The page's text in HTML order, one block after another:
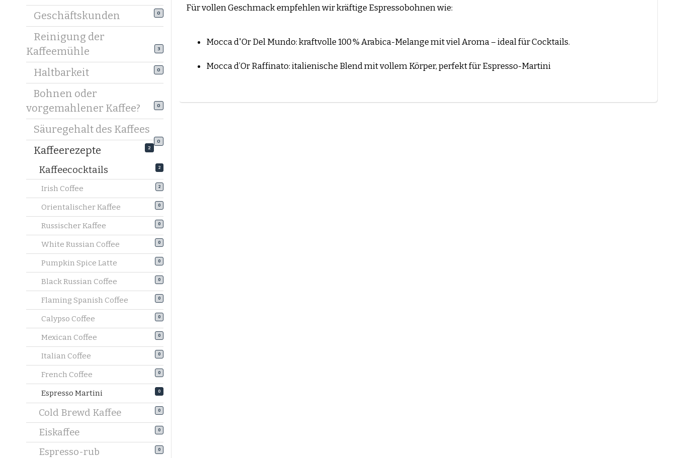
Geschäftskunden 0
Reinigung der
Kaffeemühle
3
Haltbarkeit 0
Bohnen oder
vorgemahlener Kaffee?
0
Säuregehalt des Kaffees
0
Kaffeerezepte 2
Kaffeecocktails 2
Irish Coffee 2
Orientalischer Kaffee 0
Russischer Kaffee 0
White Russian Coffee 0
Pumpkin Spice Latte 0
Black Russian Coffee 0
Flaming Spanish Coffee 0
Calypso Coffee 0
Mexican Coffee 0
Italian Coffee 0
French Coffee 0
Espresso Martini 0
Cold Brewd Kaffee 0
Eiskaffee 0
Espresso-rub 0
Für vollen Geschmack empfehlen wir kräftige Espressobohnen wie:
Mocca d'Or Del Mundo: kraftvolle 100 % Arabica-Melange mit viel Aroma – ideal für Cocktails.
Mocca d’Or Raffinato: italienische Blend mit vollem Körper, perfekt für Espresso-Martini